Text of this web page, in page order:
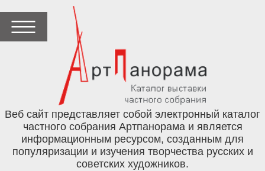
Веб сайт представляет собой электронный каталог
частного собрания Артпанорама и является
информационным ресурсом, созданным для
популяризации и изучения творчества русских и
советских художников.